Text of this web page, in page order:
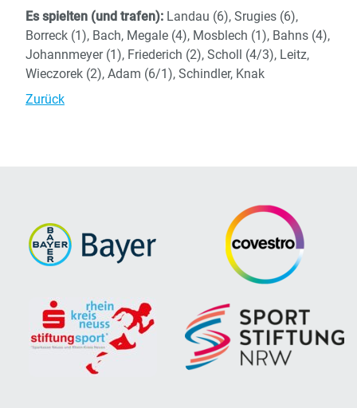
Es spielten (und trafen): Landau (6), Srugies (6),
Borreck (1), Bach, Megale (4), Mosblech (1), Bahns (4),
Johannmeyer (1), Friederich (2), Scholl (4/3), Leitz,
Wieczorek (2), Adam (6/1), Schindler, Knak
Zurück